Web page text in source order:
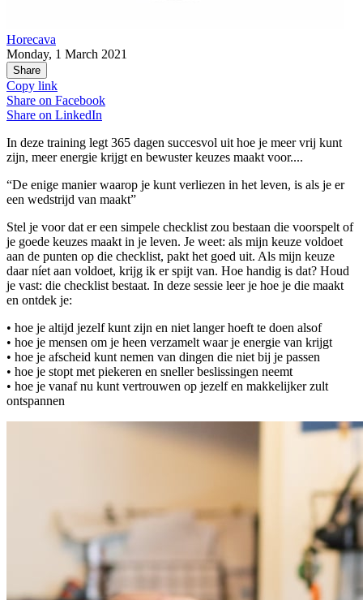
Horecava
Monday, 1 March 2021
Share
Copy link
Share on Facebook
Share on LinkedIn
In deze training legt 365 dagen succesvol uit hoe je meer vrij kunt
zijn, meer energie krijgt en bewuster keuzes maakt voor....
“De enige manier waarop je kunt verliezen in het leven, is als je er
een wedstrijd van maakt”
Stel je voor dat er een simpele checklist zou bestaan die voorspelt of
je goede keuzes maakt in je leven. Je weet: als mijn keuze voldoet
aan de punten op die checklist, pakt het goed uit. Als mijn keuze
daar níet aan voldoet, krijg ik er spijt van. Hoe handig is dat? Houd
je vast: die checklist bestaat. In deze sessie leer je hoe je die maakt
en ontdek je:
• hoe je altijd jezelf kunt zijn en niet langer hoeft te doen alsof
• hoe je mensen om je heen verzamelt waar je energie van krijgt
• hoe je afscheid kunt nemen van dingen die niet bij je passen
• hoe je stopt met piekeren en sneller beslissingen neemt
• hoe je vanaf nu kunt vertrouwen op jezelf en makkelijker zult
ontspannen